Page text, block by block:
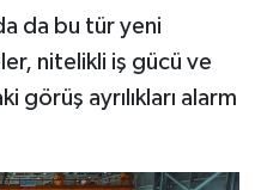
da bu tür yeni
nitelikli iş gücü ve
görüş ayrılıkları alarm